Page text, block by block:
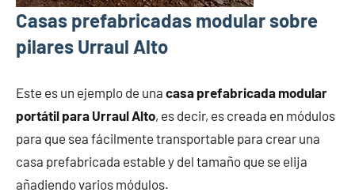
Casas prefabricadas modular sobre
pilares Urraul Alto
Este es un ejemplo de una casa prefabricada modular
portátil para Urraul Alto, es decir, es creada en módulos
para que sea fácilmente transportable para crear una
casa prefabricada estable y del tamaño que se elija
añadiendo varios módulos.